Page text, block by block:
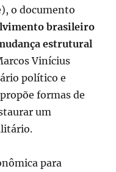
o documento
brasileiro
estrutural
Vinícius
político e
formas de
um
para